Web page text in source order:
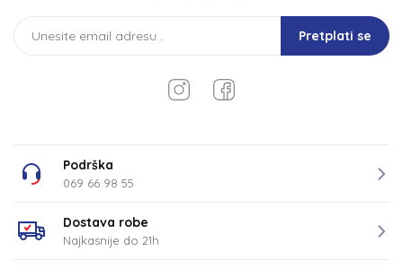
Pretplati se
Podrška
069 66 98 55
Dostava robe
Najkasnije do 21h